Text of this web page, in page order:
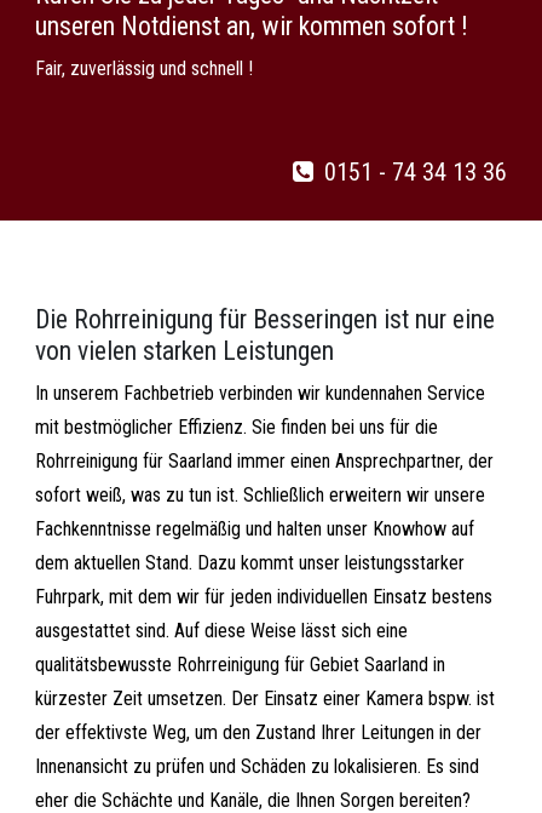
unseren Notdienst an, wir kommen sofort !
Fair, zuverlässig und schnell !
0151 - 74 34 13 36
Die Rohrreinigung für Besseringen ist nur eine
von vielen starken Leistungen
In unserem Fachbetrieb verbinden wir kundennahen Service
mit bestmöglicher Effizienz. Sie finden bei uns für die
Rohrreinigung für Saarland immer einen Ansprechpartner, der
sofort weiß, was zu tun ist. Schließlich erweitern wir unsere
Fachkenntnisse regelmäßig und halten unser Knowhow auf
dem aktuellen Stand. Dazu kommt unser leistungsstarker
Fuhrpark, mit dem wir für jeden individuellen Einsatz bestens
ausgestattet sind. Auf diese Weise lässt sich eine
qualitätsbewusste Rohrreinigung für Gebiet Saarland in
kürzester Zeit umsetzen. Der Einsatz einer Kamera bspw. ist
der effektivste Weg, um den Zustand Ihrer Leitungen in der
Innenansicht zu prüfen und Schäden zu lokalisieren. Es sind
eher die Schächte und Kanäle, die Ihnen Sorgen bereiten?